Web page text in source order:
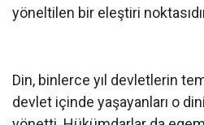
yöneltilen bir eleştiri
Din, binlerce yıl devletlerin
devlet içinde yaşayanları o